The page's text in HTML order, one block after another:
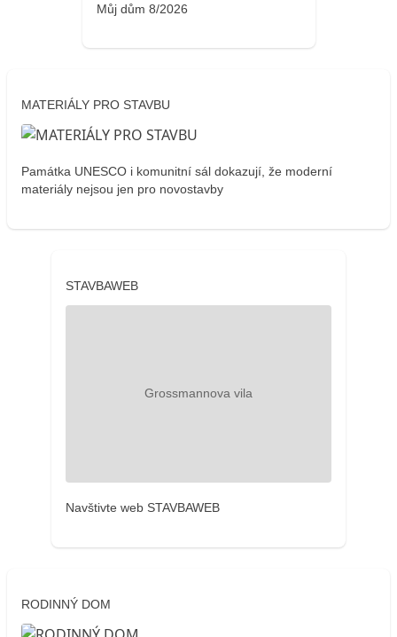
Můj dům 8/2026
MATERIÁLY PRO STAVBU
Památka UNESCO i komunitní sál dokazují, že moderní
materiály nejsou jen pro novostavby
STAVBAWEB
Navštivte web STAVBAWEB
RODINNÝ DOM